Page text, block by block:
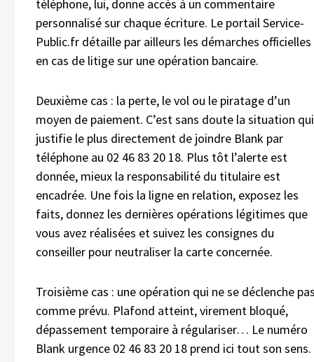
téléphone, lui, donne accès à un commentaire
personnalisé sur chaque écriture. Le portail Service-
Public.fr détaille par ailleurs les démarches officielles
en cas de litige sur une opération bancaire.
Deuxième cas : la perte, le vol ou le piratage d’un
moyen de paiement. C’est sans doute la situation qui
justifie le plus directement de joindre Blank par
téléphone au 02 46 83 20 18. Plus tôt l’alerte est
donnée, mieux la responsabilité du titulaire est
encadrée. Une fois la ligne en relation, exposez les
faits, donnez les dernières opérations légitimes que
vous avez réalisées et suivez les consignes du
conseiller pour neutraliser la carte concernée.
Troisième cas : une opération qui ne se déclenche
comme prévu. Plafond atteint, virement bloqué,
dépassement temporaire à régulariser… Le numéro
Blank urgence 02 46 83 20 18 prend ici tout son sens.